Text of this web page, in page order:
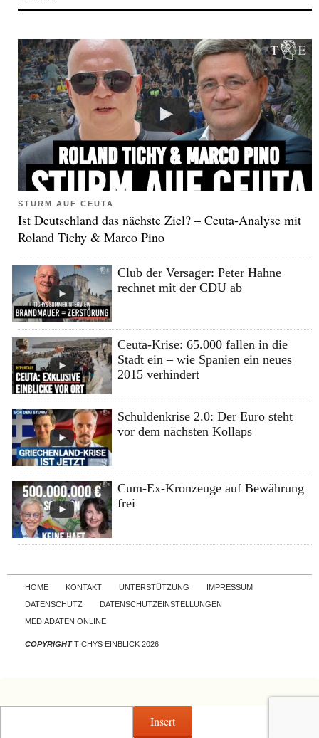
STURM AUF CEUTA
Ist Deutschland das nächste Ziel? – Ceuta-Analyse mit
Roland Tichy & Marco Pino
Club der Versager: Peter Hahne
rechnet mit der CDU ab
Ceuta-Krise: 65.000 fallen in die
Stadt ein – wie Spanien ein neues
2015 verhindert
Schuldenkrise 2.0: Der Euro steht
vor dem nächsten Kollaps
Cum-Ex-Kronzeuge auf Bewährung
frei
Skip to content
HOME KONTAKT UNTERSTÜTZUNG
IMPRESSUM
DATENSCHUTZ
DATENSCHUTZEINSTELLUNGEN
MEDIADATEN ONLINE
COPYRIGHTTICHYS EINBLICK 2026
Insert